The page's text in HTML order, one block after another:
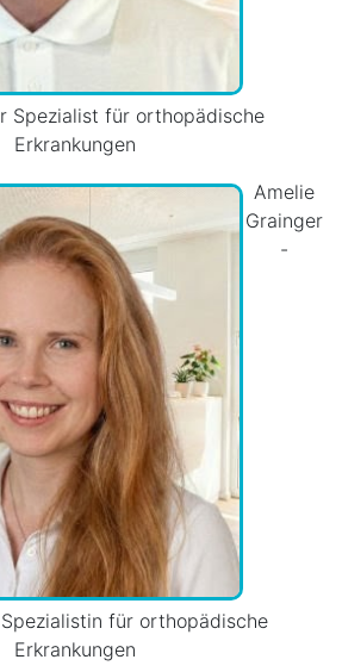
Spezialist für orthopädische
Erkrankungen
Amelie
Grainger
-
für orthopädische
Erkrankungen